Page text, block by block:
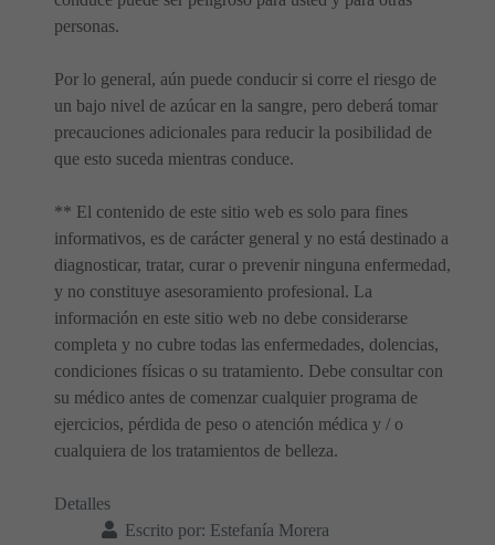
personas.
Por lo general, aún puede conducir si corre el riesgo de
un bajo nivel de azúcar en la sangre, pero deberá tomar
precauciones adicionales para reducir la posibilidad de
que esto suceda mientras conduce.
** El contenido de este sitio web es solo para fines
informativos, es de carácter general y no está destinado a
diagnosticar, tratar, curar o prevenir ninguna enfermedad,
y no constituye asesoramiento profesional. La
información en este sitio web no debe considerarse
completa y no cubre todas las enfermedades, dolencias,
condiciones físicas o su tratamiento. Debe consultar con
su médico antes de comenzar cualquier programa de
ejercicios, pérdida de peso o atención médica y / o
cualquiera de los tratamientos de belleza.
Detalles
Escrito por: Estefanía Morera